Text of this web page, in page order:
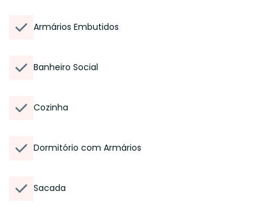
Armários Embutidos
Banheiro Social
Cozinha
Dormitório com Armários
Sacada